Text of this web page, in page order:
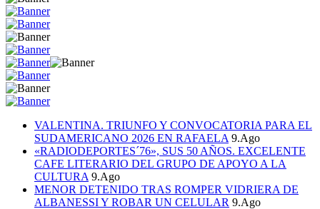
VALENTINA. TRIUNFO Y CONVOCATORIA PARA EL
SUDAMERICANO 2026 EN RAFAELA 9.Ago
«RADIODEPORTES´76», SUS 50 AÑOS. EXCELENTE
CAFE LITERARIO DEL GRUPO DE APOYO A LA
CULTURA 9.Ago
MENOR DETENIDO TRAS ROMPER VIDRIERA DE
ALBANESSI Y ROBAR UN CELULAR 9.Ago